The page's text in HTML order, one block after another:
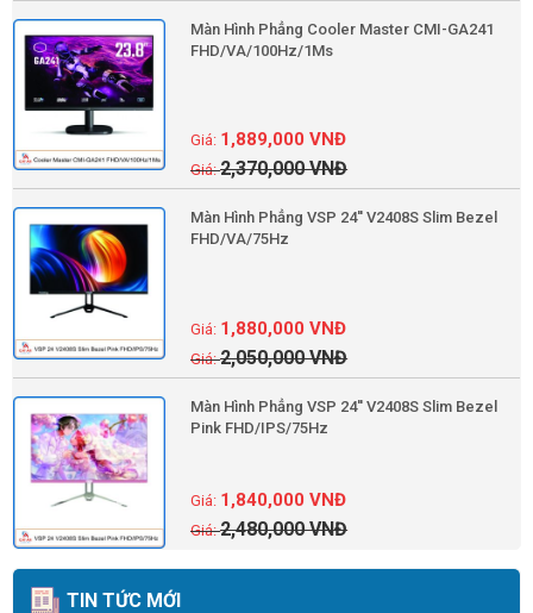
Màn Hình Phẳng Cooler Master CMI-GA241
FHD/VA/100Hz/1Ms
2,370,000VNĐ
1,889,000VNĐ
Màn Hình Phẳng VSP 24'' V2408S Slim Bezel
FHD/VA/75Hz
2,050,000VNĐ
1,880,000VNĐ
Màn Hình Phẳng VSP 24'' V2408S Slim Bezel
Pink FHD/IPS/75Hz
2,480,000VNĐ
1,840,000VNĐ
TIN TỨC MỚI